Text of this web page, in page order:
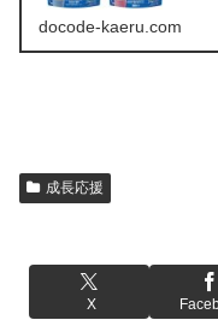
docode-kaeru.com
成長応援
X